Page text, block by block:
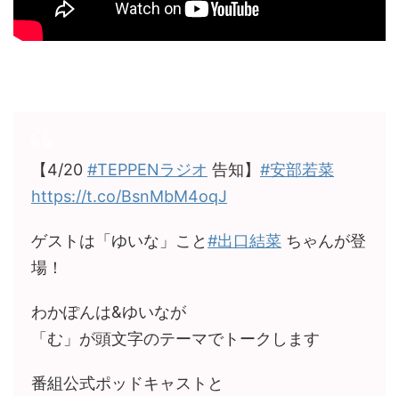
【4/20 #TEPPENラジオ 告知】 #安部若菜
https://t.co/BsnMbM4oqJ
ゲストは「ゆいな」こと#出口結菜 ちゃんが登
場！
わかぽんは&ゆいなが
「む」が頭文字のテーマでトークします
番組公式ポッドキャストと